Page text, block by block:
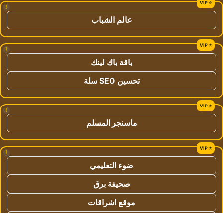
!
عالم الشباب
!
باقة باك لينك
تحسين SEO سلة
!
ماسنجر المسلم
!
ضوء التعليمي
صحيفة برق
موقع اشراقات